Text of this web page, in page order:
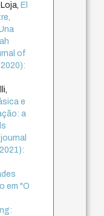
El
of
e
a
em "O